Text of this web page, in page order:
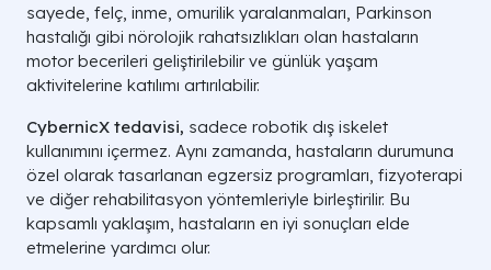
sayede, felç, inme, omurilik yaralanmaları, Parkinson
hastalığı gibi nörolojik rahatsızlıkları olan hastaların
motor becerileri geliştirilebilir ve günlük yaşam
aktivitelerine katılımı artırılabilir.
CybernicX tedavisi, sadece robotik dış iskelet
kullanımını içermez. Aynı zamanda, hastaların durumuna
özel olarak tasarlanan egzersiz programları, fizyoterapi
ve diğer rehabilitasyon yöntemleriyle birleştirilir. Bu
kapsamlı yaklaşım, hastaların en iyi sonuçları elde
etmelerine yardımcı olur.